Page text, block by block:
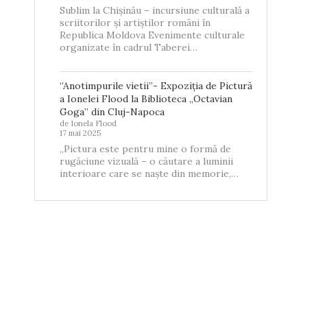
Sublim la Chișinău – incursiune culturală a
scriitorilor și artiștilor români în
Republica Moldova Evenimente culturale
organizate în cadrul Taberei…
‘’Anotimpurile vietii’’- Expoziția de Pictură
a Ionelei Flood la Biblioteca „Octavian
Goga” din Cluj-Napoca
de Ionela Flood
17 mai 2025
„Pictura este pentru mine o formă de
rugăciune vizuală – o căutare a luminii
interioare care se naște din memorie,…